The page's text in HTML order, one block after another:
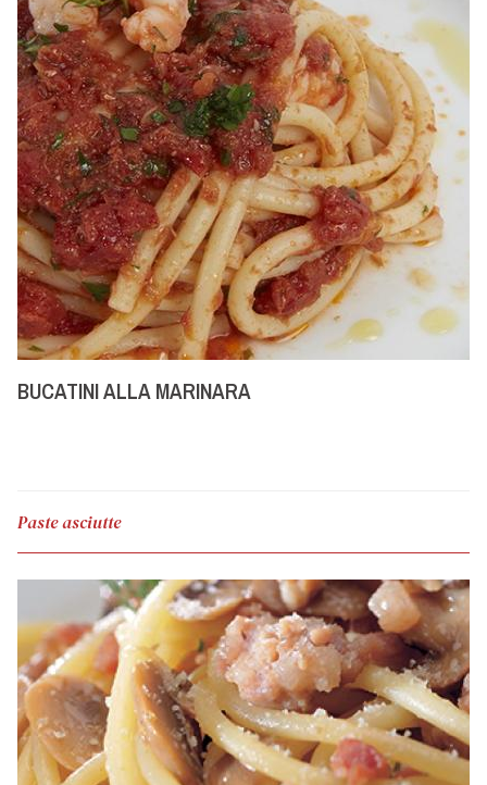
BUCATINI ALLA MARINARA
Paste asciutte